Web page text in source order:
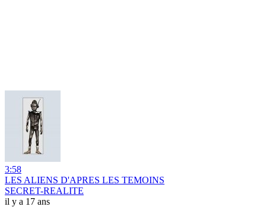
3:58
LES ALIENS D'APRES LES TEMOINS
SECRET-REALITE
il y a 17 ans